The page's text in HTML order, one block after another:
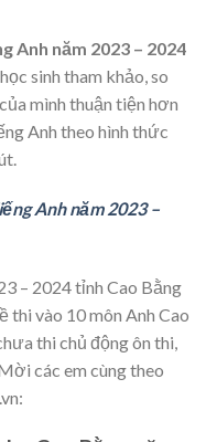
Anh năm 2023 – 2024
sinh tham khảo, so
mình thuận tiện hơn
Anh theo hình thức
Anh năm 2023 –
– 2024 tỉnh Cao Bằng
thi vào 10 môn Anh Cao
thi chủ động ôn thi,
các em cùng theo